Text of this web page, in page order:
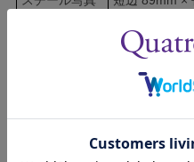
短辺 127mm
短辺 217mm
短辺 213mm
短辺 305mm